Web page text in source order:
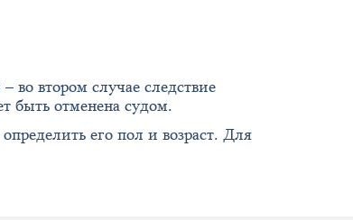
втором случае следствие
быть отменена судом.
его пол и возраст. Для